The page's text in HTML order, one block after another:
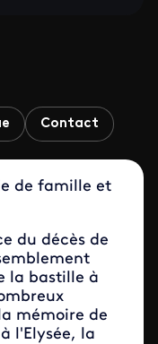
sur LinkedIn
Contact
de famille et
du décès de
la bastille à
mémoire de
l'Elysée, la